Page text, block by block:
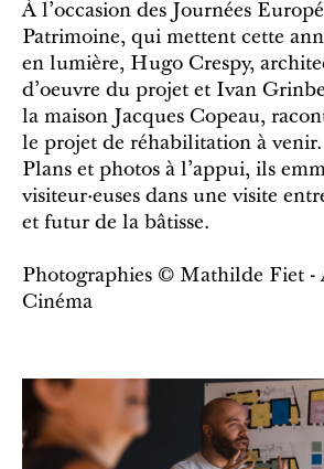
À l'occasion des Journées
Patrimoine, qui mettent cette
en lumière, Hugo Crespy,
d'oeuvre du projet et Ivan
la maison Jacques Copeau,
le projet de réhabilitation à venir.
Plans et photos à l'appui, ils
visiteur·euses dans une visite
et futur de la bâtisse.
Photographies © Mathilde Fiet -
Cinéma